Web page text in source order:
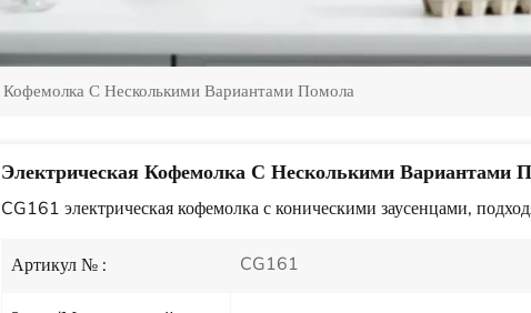
Кофемолка С Несколькими Вариантами Помола
Электрическая Кофемолка С Несколькими Вариантами
CG161 электрическая кофемолка с коническими заусенцами,
Артикул № : CG161